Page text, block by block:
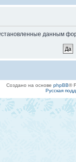
данным
Создано на основе phpBB®
Русская